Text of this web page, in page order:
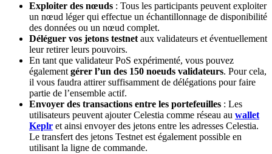
Exploiter des nœuds : Tous les participants peuvent exploiter
un nœud léger qui effectue un échantillonnage de disponibilité
des données ou un nœud complet.
Déléguer vos jetons testnet aux validateurs et éventuellement
leur retirer leurs pouvoirs.
En tant que validateur PoS expérimenté, vous pouvez
également gérer l’un des 150 noeuds validateurs. Pour cela,
il vous faudra attirer suffisamment de délégations pour faire
partie de l’ensemble actif.
Envoyer des transactions entre les portefeuilles : Les
utilisateurs peuvent ajouter Celestia comme réseau au wallet
Keplr et ainsi envoyer des jetons entre les adresses Celestia.
Le transfert des jetons Testnet est également possible en
utilisant la ligne de commande.